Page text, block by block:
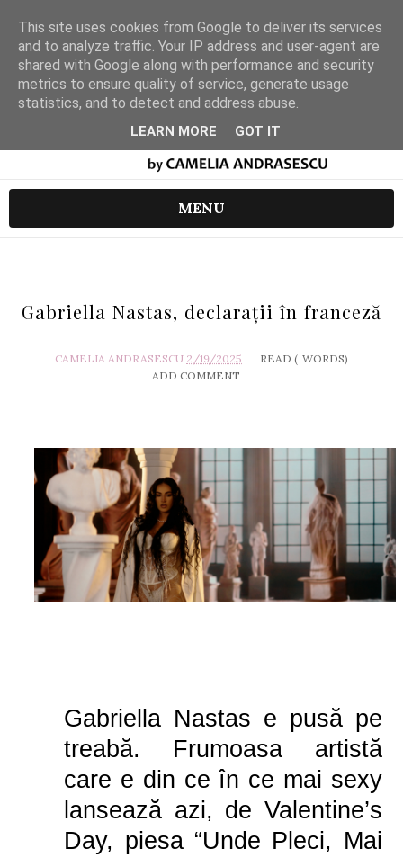
MENU
Gabriella Nastas, declarații în franceză
CAMELIA ANDRASESCU 2/19/2025 READ ( WORDS)
ADD COMMENT
Gabriella Nastas e pusă pe
treabă. Frumoasa artistă
care e din ce în ce mai sexy
lansează azi, de Valentine’s
Day, piesa “Unde Pleci, Mai
This site uses cookies from Google to deliver its services
and to analyze traffic. Your IP address and user-agent are
shared with Google along with performance and security
metrics to ensure quality of service, generate usage
statistics, and to detect and address abuse.
LEARN MORE GOT IT